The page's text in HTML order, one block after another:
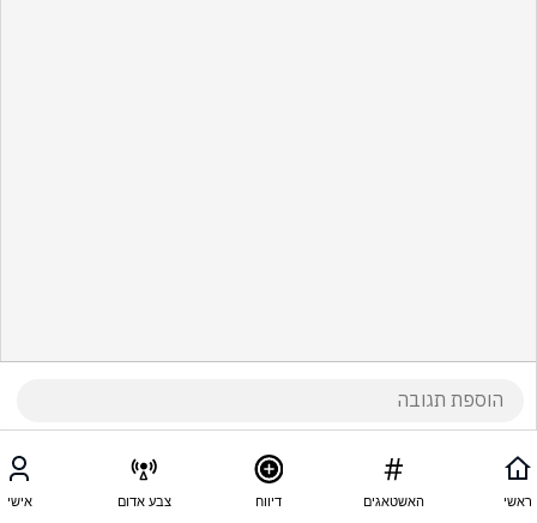
ראשי האשטאגים דיווח צבע אדום אישי